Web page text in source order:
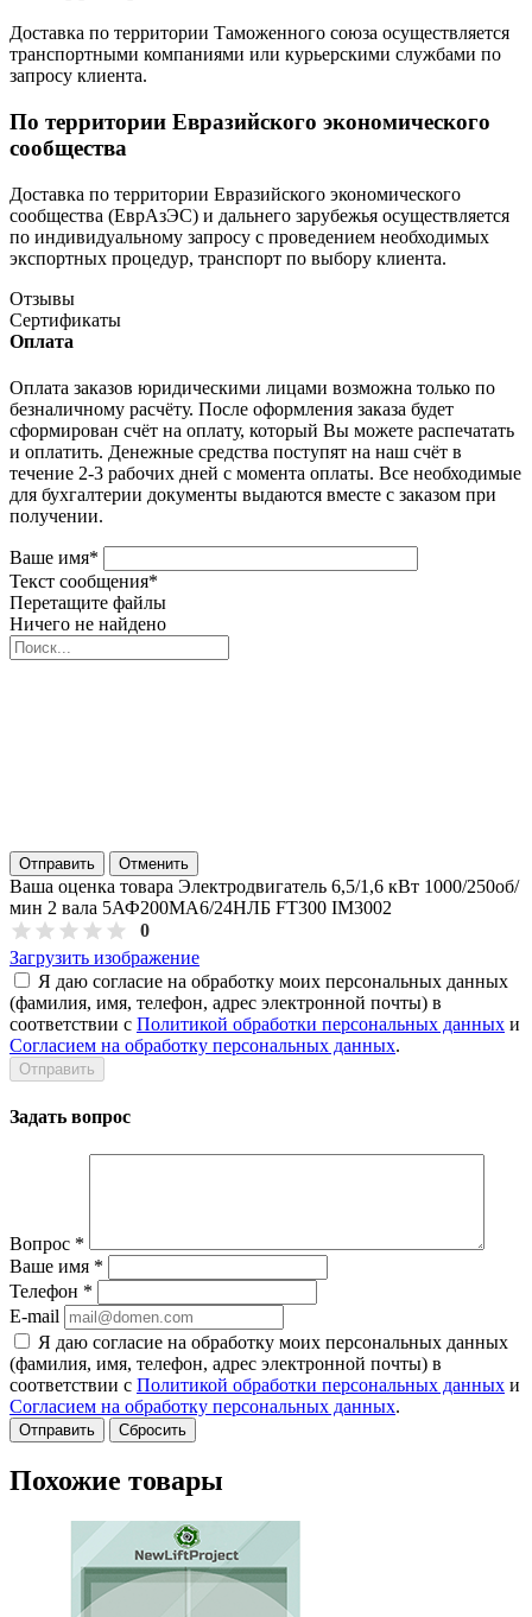
Доставка по территории Таможенного союза осуществляется
транспортными компаниями или курьерскими службами по
запросу клиента.
По территории Евразийского экономического
сообщества
Доставка по территории Евразийского экономического
сообщества (ЕврАзЭС) и дальнего зарубежья осуществляется
по индивидуальному запросу с проведением необходимых
экспортных процедур, транспорт по выбору клиента.
Отзывы
Сертификаты
Оплата
Оплата заказов юридическими лицами возможна только по
безналичному расчёту. После оформления заказа будет
сформирован счёт на оплату, который Вы можете распечатать
и оплатить. Денежные средства поступят на наш счёт в
течение 2-3 рабочих дней с момента оплаты. Все необходимые
для бухгалтерии документы выдаются вместе с заказом при
получении.
Ваше имя*
Текст сообщения*
Перетащите файлы
Ничего не найдено
Отправить Отменить
Ваша оценка товара Электродвигатель 6,5/1,6 кВт 1000/250об/
мин 2 вала 5АФ200МА6/24НЛБ FT300 IM3002
0
Загрузить изображение
Я даю согласие на обработку моих персональных данных
(фамилия, имя, телефон, адрес электронной почты) в
соответствии с Политикой обработки персональных данных и
Согласием на обработку персональных данных.
Задать вопрос
Вопрос *
Ваше имя *
Телефон *
E-mail
Я даю согласие на обработку моих персональных данных
(фамилия, имя, телефон, адрес электронной почты) в
соответствии с Политикой обработки персональных данных и
Согласием на обработку персональных данных.
Сбросить
Похожие товары